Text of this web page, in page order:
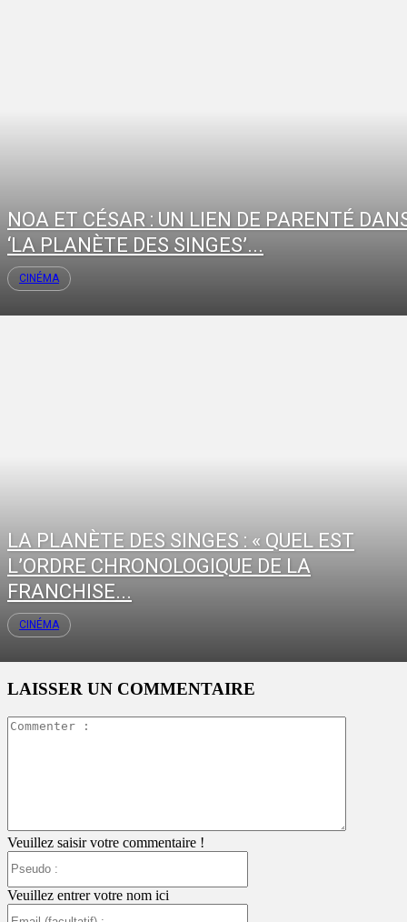
NOA ET CÉSAR : UN LIEN DE PARENTÉ
‘LA PLANÈTE DES SINGES’...
CINÉMA
LA PLANÈTE DES SINGES : « QUEL EST
L’ORDRE CHRONOLOGIQUE DE LA
FRANCHISE...
CINÉMA
LAISSER UN COMMENTAIRE
Veuillez saisir votre commentaire !
Veuillez entrer votre nom ici